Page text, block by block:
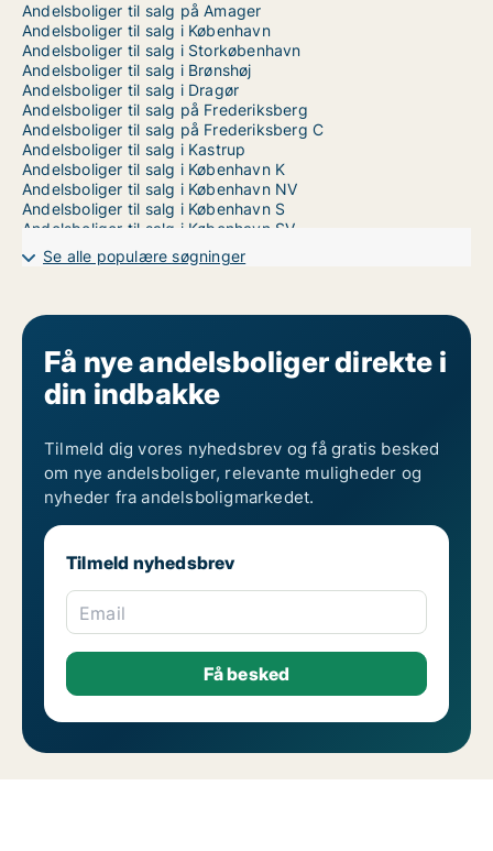
Andelsboliger til salg på Amager
Andelsboliger til salg i København
Andelsboliger til salg i Storkøbenhavn
Andelsboliger til salg i Brønshøj
Andelsboliger til salg i Dragør
Andelsboliger til salg på Frederiksberg
Andelsboliger til salg på Frederiksberg C
Andelsboliger til salg i Kastrup
Andelsboliger til salg i København K
Andelsboliger til salg i København NV
Andelsboliger til salg i København S
Andelsboliger til salg i København SV
Andelsboliger til salg i Nordhavn
Andelsboliger til salg på Nørrebro
Andelsboliger til salg på Vesterbro
Andelsboliger til salg i Ørestad
Se alle populære søgninger
Få nye andelsboliger direkte i
din indbakke
Tilmeld dig vores nyhedsbrev og få gratis besked
om nye andelsboliger, relevante muligheder og
nyheder fra andelsboligmarkedet.
Tilmeld nyhedsbrev
Email